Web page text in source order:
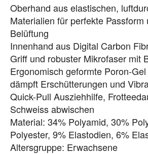
Oberhand aus elastischen,
Materialien für perfekte Passform
Belüftung
Innenhand aus Digital Carbon
Griff und robuster Mikrofaser mit
Ergonomisch geformte Poron-
dämpft Erschütterungen und
Quick-Pull Ausziehhilfe,
Schweiss abwischen
Material: 34% Polyamid, 30%
Polyester, 9% Elastodien, 6%
Altersgruppe: Erwachsene